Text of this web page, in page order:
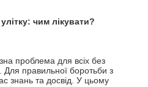
чим лікувати?
проблема для всіх без
Для правильної боротьби з
знань та досвід. У цьому